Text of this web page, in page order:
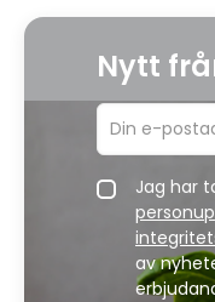
Nytt
Jag har
av